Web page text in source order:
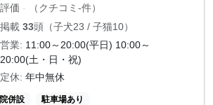
評価 -
（クチコミ-件）
掲載 33頭（子犬23 / 子猫10）
営業: 11:00～20:00(平日) 10:00～
20:00(土・日・祝)
定休: 年中無休
併設 駐車場あり